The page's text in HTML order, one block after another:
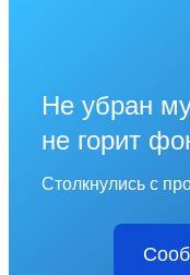
Не убран
не горит
Столкнулись с